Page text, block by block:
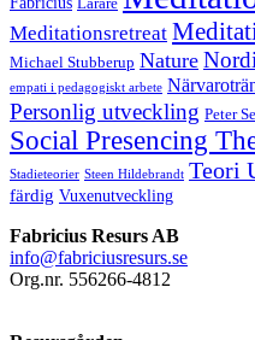
Meditationsretreat
Michael Stubberup Nature
empati i pedagogiskt arbete
Personlig utveckling Peter
Social Presencing
Stadieteorier Steen Hildebrandt Teori
färdig Vuxenutveckling
Fabricius Resurs AB
info@fabriciusresurs.se
Org.nr. 556266-4812